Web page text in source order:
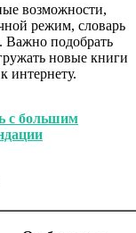
возможности,
режим, словарь
Важно подобрать
новые книги
интернету.
с большим